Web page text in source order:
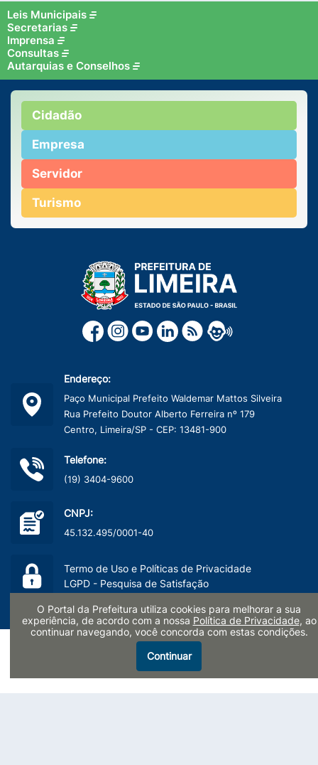
Leis Municipais
Secretarias
Imprensa
Consultas
Autarquias e Conselhos
Cidadão
Empresa
Servidor
Turismo
Endereço:
Paço Municipal Prefeito Waldemar Mattos Silveira
Rua Prefeito Doutor Alberto Ferreira nº 179
Centro, Limeira/SP - CEP: 13481-900
Telefone:
(19) 3404-9600
CNPJ:
45.132.495/0001-40
Termo de Uso e Políticas de Privacidade
LGPD - Pesquisa de Satisfação
O Portal da Prefeitura utiliza cookies para melhorar a sua
experiência, de acordo com a nossa Política de Privacidade, ao
continuar navegando, você concorda com estas condições.
Continuar